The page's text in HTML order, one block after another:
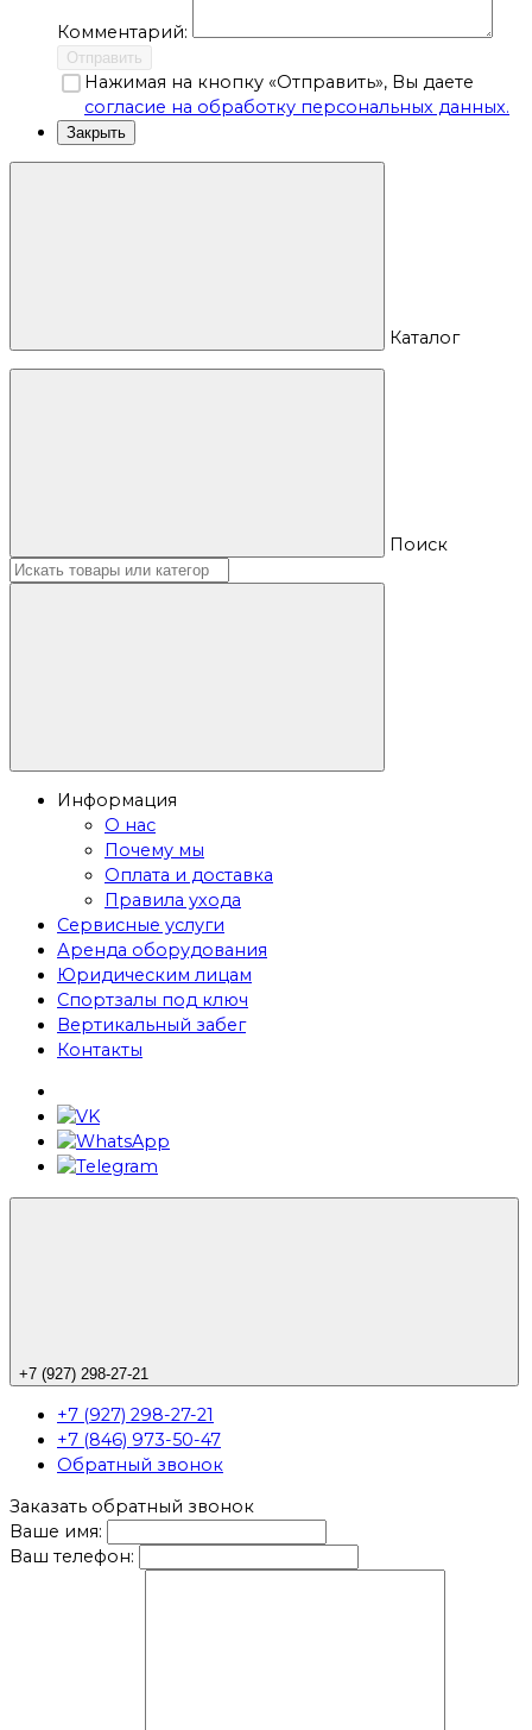
Комментарий:
Отправить
Нажимая на кнопку «Отправить», Вы даете
согласие на обработку персональных данных.
Закрыть
Каталог
Поиск
Информация
О нас
Почему мы
Оплата и доставка
Правила ухода
Сервисные услуги
Аренда оборудования
Юридическим лицам
Спортзалы под ключ
Вертикальный забег
Контакты
+7 (927) 298-27-21
+7 (927) 298-27-21
+7 (846) 973-50-47
Обратный звонок
Заказать обратный звонок
Ваше имя:
Ваш телефон: